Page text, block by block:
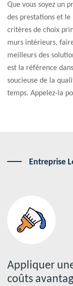
Que vous soyez un
des prestations et le
critères de choix
murs intérieurs,
meilleurs des
est la référence
soucieuse de la
temps. Appelez-la
Entreprise
Appliquer
coûts